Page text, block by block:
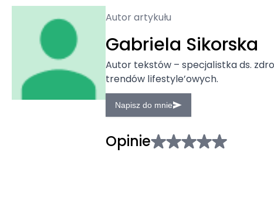
Autor artykułu
Gabriela Sikorska
Autor tekstów – specjalistka ds.
trendów lifestyle’owych.
Napisz do mnie
Opinie